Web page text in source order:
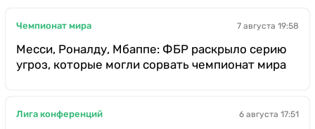
Чемпионат мира 7 августа 19:58
Месси, Роналду, Мбаппе: ФБР раскрыло серию
угроз, которые могли сорвать чемпионат мира
Лига конференций 6 августа 17:51